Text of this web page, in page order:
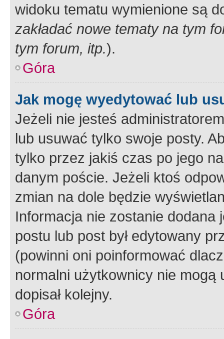
widoku tematu wymienione są
zakładać nowe tematy na tym
tym forum, itp.).
Góra
Jak mogę wyedytować lub
Jeżeli nie jesteś
lub usuwać tylko swoje posty.
tylko przez jakiś czas po jego
danym poście. Jeżeli ktoś
zmian na dole będzie
Informacja nie zostanie dodana
postu lub post był edytowany
(powinni oni poinformować
normalni użytkownicy nie
dopisał kolejny.
Góra